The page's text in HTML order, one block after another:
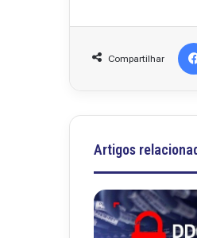
Compartilhar
Artigos